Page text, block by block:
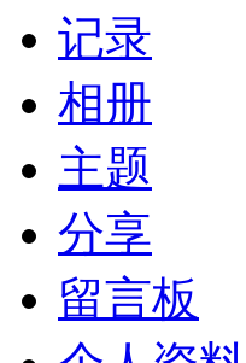
记录
相册
主题
分享
留言板